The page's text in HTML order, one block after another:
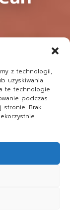
z technologii,
uzyskiwania
te technologie
podczas
Brak